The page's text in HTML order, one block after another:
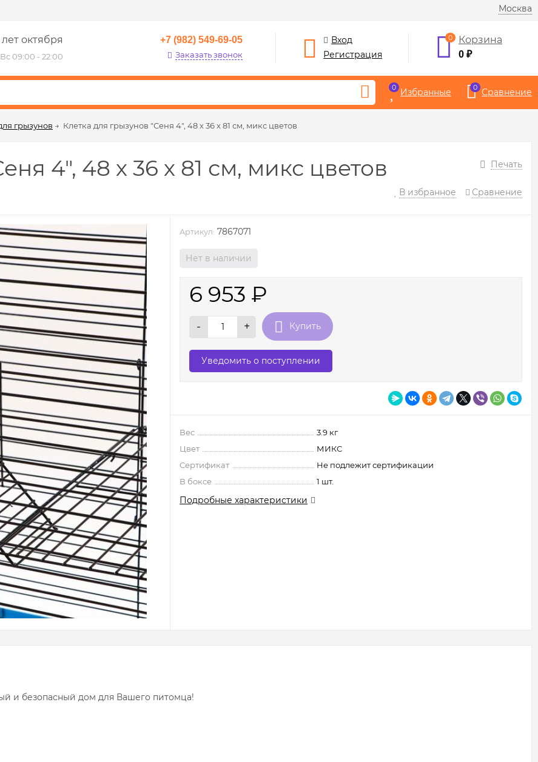
Москва
октября
09:00 - 22:00
+7 (982) 549-69-05
Заказать звонок
Вход
Регистрация
0 Корзина
0₽
0 Избранные 0 Сравнение
грызунов → Клетка для грызунов "Сеня 4", 48 х 36 х 81 см, микс цветов
Печать
4", 48 х 36 х 81 см, микс цветов
В избранное Сравнение
Артикул: 7867071
Нет в наличии
6 953 ₽
- + Купить
Уведомить о поступлении
Вес
3.9 кг
Цвет
МИКС
Сертификат
Не подлежит сертификации
В боксе
1 шт.
Подробные характеристики
и безопасный дом для Вашего питомца!